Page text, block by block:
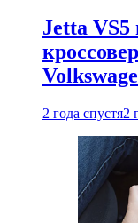
Jetta
2 года спустя2